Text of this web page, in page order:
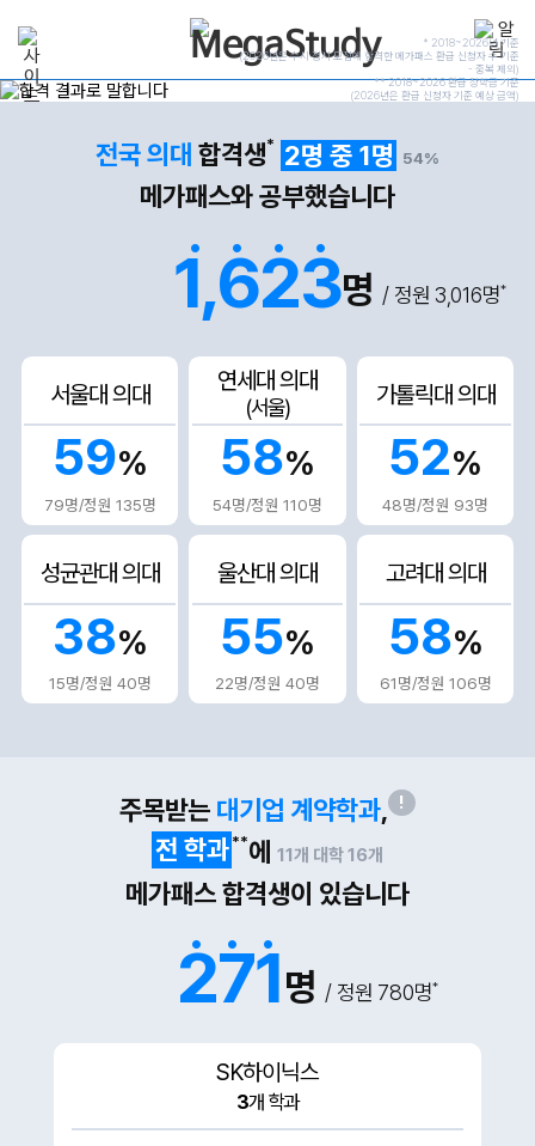
22,941명
173,915명
954억5,827만원 +
* 2018~2026년 기준
(2026년은 수시·정시 모집에 합격한 메가패스 환급 신청자 수 기준
- 중복 제외)
** 2018~2026 환급 장학금 기준
(2026년은 환급 신청자 기준 예상 금액)
전국 의대 합격생* 2명 중 1명 54%
메가패스와 공부했습니다
1,623
. . . .
명 / 정원 3,016명*
서울대 의대
59%
79명/정원 135명
연세대 의대
(서울)
58%
54명/정원 110명
가톨릭대 의대
52%
48명/정원 93명
성균관대 의대
38%
15명/정원 40명
울산대 의대
55%
22명/정원 40명
고려대 의대
58%
61명/정원 106명
주목받는 대기업 계약학과, !
전 학과 **에 11개 대학 16개
메가패스 합격생이 있습니다
271
. . .
명 / 정원 780명*
SK하이닉스
3개 학과